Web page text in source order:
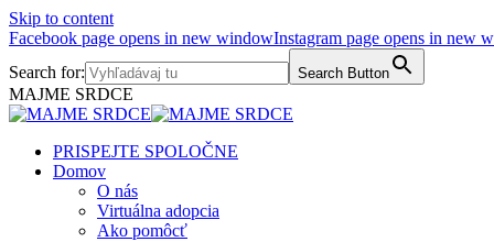
Skip to content
Facebook page opens in new windowInstagram page opens in new
Search for:
Search Button
MAJME SRDCE
PRISPEJTE SPOLOČNE
Domov
O nás
Virtuálna adopcia
Ako pomôcť